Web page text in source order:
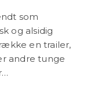
som
og alsidig
en trailer,
andre tunge